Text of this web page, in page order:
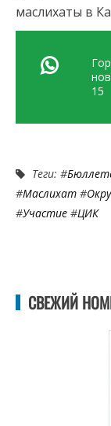
маслихаты в
15
Теги: #
#Маслихат #
#Участие #ЦИК
СВЕЖИЙ